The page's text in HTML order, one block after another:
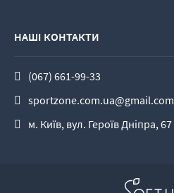
НАШІ КОНТАКТИ
(067) 661-99-33
sportzone.com.ua@gmail.com
м. Київ, вул. Героїв Дніпра, 67